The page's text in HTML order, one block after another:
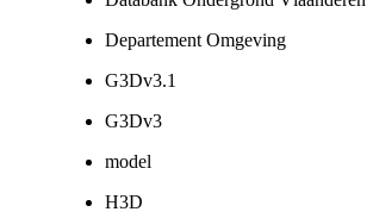
Departement Omgeving
G3Dv3.1
G3Dv3
model
H3D